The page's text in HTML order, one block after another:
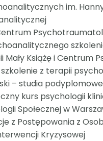
im.
Książę i Centrum
z terapii
– studia
kurs psychologii
Społecznej w
z Postępowania z
Kryzysowej